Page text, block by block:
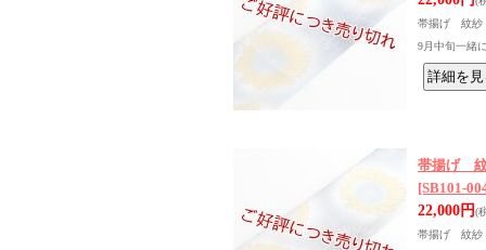
帯揚げ 紋紗
9月中旬一緒
帯揚げ
[SB101-
22,000円(
帯揚げ 紋紗